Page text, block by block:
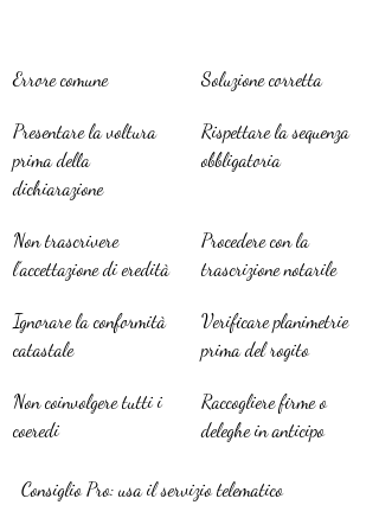
Errore comune Soluzione corretta
Presentare la voltura
prima della
dichiarazione
Rispettare la sequenza
obbligatoria
Non trascrivere
l’accettazione di eredità
Procedere con la
trascrizione notarile
Ignorare la conformità
catastale
Verificare planimetrie
prima del rogito
Non coinvolgere tutti i
coeredi
Raccogliere firme o
deleghe in anticipo
Consiglio Pro: usa il servizio telematico